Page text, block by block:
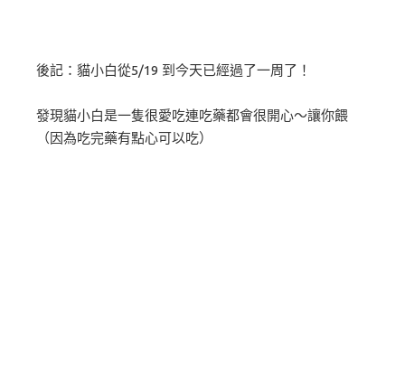
後記：貓小白從5/19 到今天已經過了一周了！
發現貓小白是一隻很愛吃連吃藥都會很開心～讓你餵
（因為吃完藥有點心可以吃）